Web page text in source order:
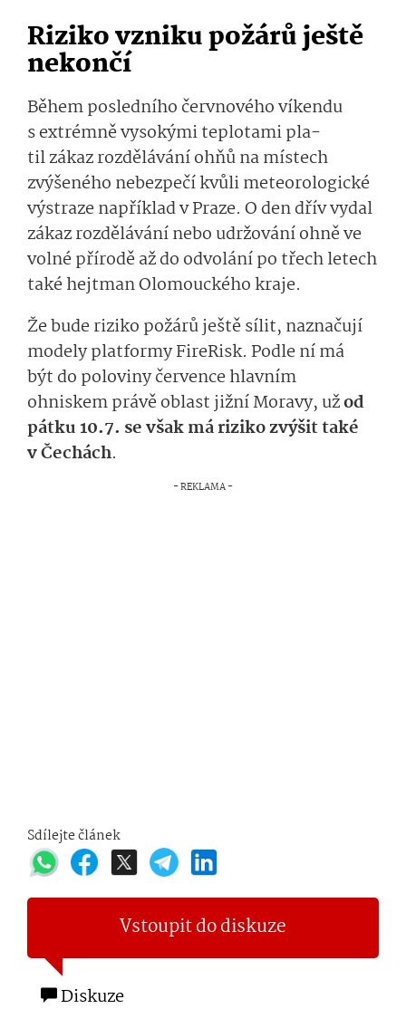
Riziko vzniku požárů ještě
nekončí
Během posledního červnového víkendu
s extrémně vysokými teplotamipla­
tilzákazroz­dělávání ohňů na místech
zvýšeného nebezpečí kvůli meteorologické
výstraze například v Praze. O den dřívvydal
zákazrozdělá­vánínebo udržováníohně ve
volnépřírodě aždo odvolánípo třech letech
také hejtman Olomouckého kraje.
Že bude riziko požárů ještě sílit, naznačují
modelyplatformyFire­Risk. Podle ní má
být do poloviny července hlavním
ohniskem právě oblast jižní Moravy, užod
pátku 10.7. sevšakmár­izikozvýšit také
v Čechách.
Sdílejte článek
Vstoupit do diskuze
Diskuze